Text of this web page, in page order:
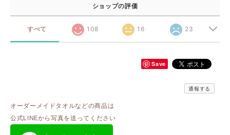
ショップの評価
すべて 108 16 23
Save
通報する
オーダーメイドタオルなどの商品は
公式LINEから写真を送ってください